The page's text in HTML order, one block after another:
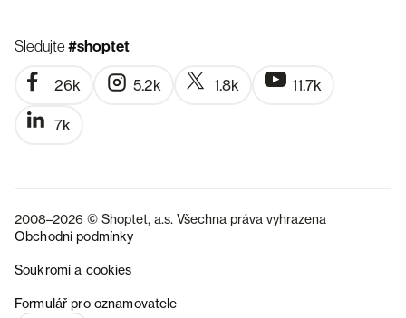
Sledujte#shoptet
26k 5.2k 1.8k 11.7k
7k
2008–2026 © Shoptet, a.s. Všechna práva vyhrazena
Obchodní podmínky
Soukromí a cookies
Formulář pro oznamovatele